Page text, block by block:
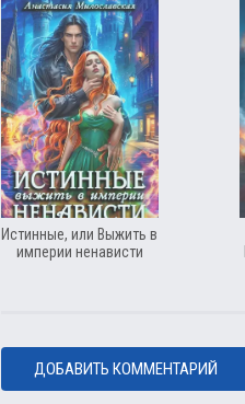
Истинные, или Выжить в
империи ненависти
ДОБАВИТЬ КОММЕНТАРИЙ